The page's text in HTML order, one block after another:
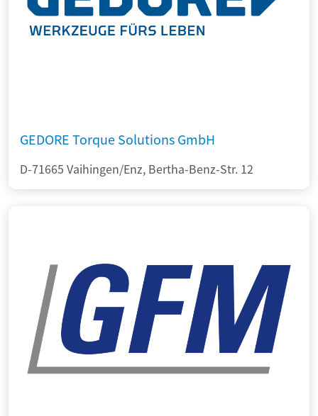
GEDORE Torque Solutions GmbH
D-71665 Vaihingen/Enz, Bertha-Benz-Str. 12